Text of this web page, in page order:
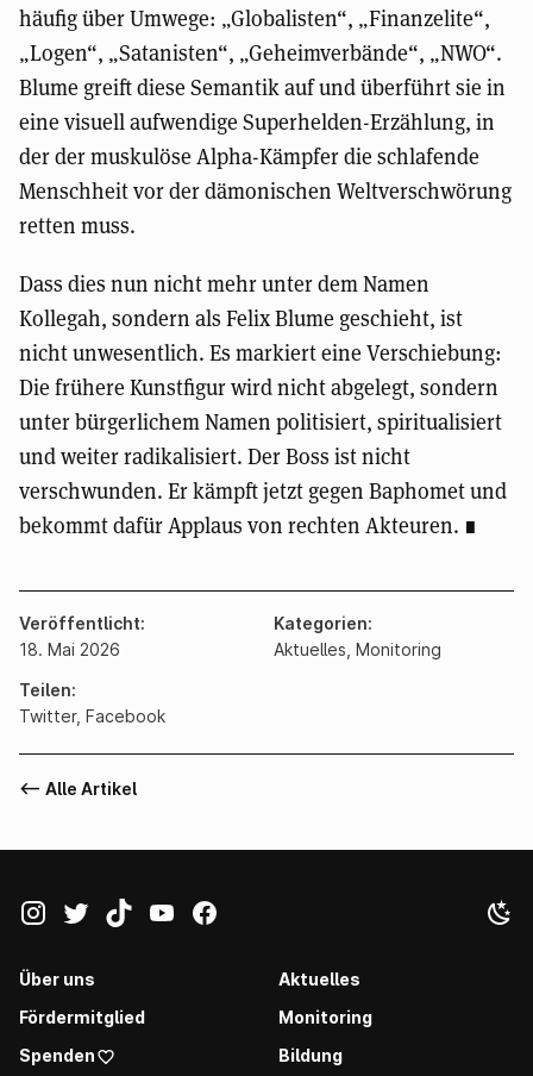
häufig über Umwege: „Globalisten“, „Finanzelite“,
„Logen“, „Satanisten“, „Geheimverbände“, „NWO“.
Blume greift diese Semantik auf und überführt sie in
eine visuell aufwendige Superhelden-Erzählung, in
der der muskulöse Alpha-Kämpfer die schlafende
Menschheit vor der dämonischen Weltverschwörung
retten muss.
Dass dies nun nicht mehr unter dem Namen
Kollegah, sondern als Felix Blume geschieht, ist
nicht unwesentlich. Es markiert eine Verschiebung:
Die frühere Kunstfigur wird nicht abgelegt, sondern
unter bürgerlichem Namen politisiert, spiritualisiert
und weiter radikalisiert. Der Boss ist nicht
verschwunden. Er kämpft jetzt gegen Baphomet und
bekommt dafür Applaus von rechten Akteuren.
Veröffentlicht
18. Mai 2026
Kategorien
Aktuelles, Monitoring
Teilen
Twitter, Facebook
<-- Alle Artikel
Über uns
Fördermitglied
Spenden
Aktuelles
Monitoring
Bildung